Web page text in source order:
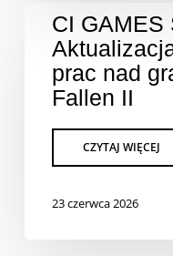
CI GAMES
prac nad
Fallen II
23 czerwca 2026